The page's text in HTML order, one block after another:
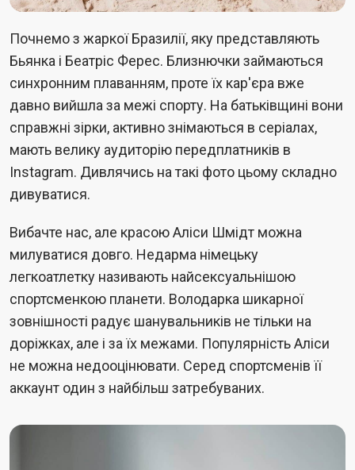
Почнемо з жаркої Бразилії, яку представляють
Бьянка і Беатріс Ферес. Близнючки займаються
синхронним плаванням, проте їх кар'єра вже
давно вийшла за межі спорту. На батьківщині вони
справжні зірки, активно знімаються в серіалах,
мають велику аудиторію передплатників в
Instagram. Дивлячись на такі фото цьому складно
дивуватися.
Вибачте нас, але красою Аліси Шмідт можна
милуватися довго. Недарма німецьку
легкоатлетку називають найсексуальнішою
спортсменкою планети. Володарка шикарної
зовнішності радує шанувальників не тільки на
доріжках, але і за їх межами. Популярність Аліси
не можна недооцінювати. Серед спортсменів її
аккаунт один з найбільш затребуваних.